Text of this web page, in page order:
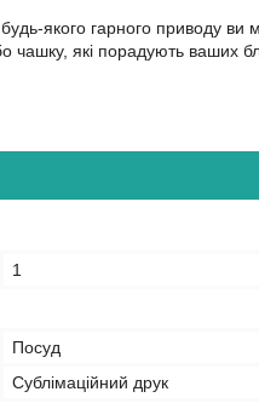
якого гарного приводу ви
які порадують ваших
1
Посуд
Сублімаційний друк